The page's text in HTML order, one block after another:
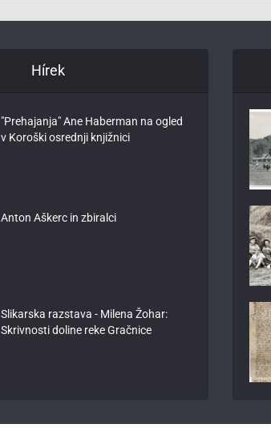
Hírek
"Prehajanja" Ane Haberman na ogled
v Koroški osrednji knjižnici
Anton Aškerc in zbiralci
Slikarska razstava - Milena Žohar:
Skrivnosti doline reke Gračnice